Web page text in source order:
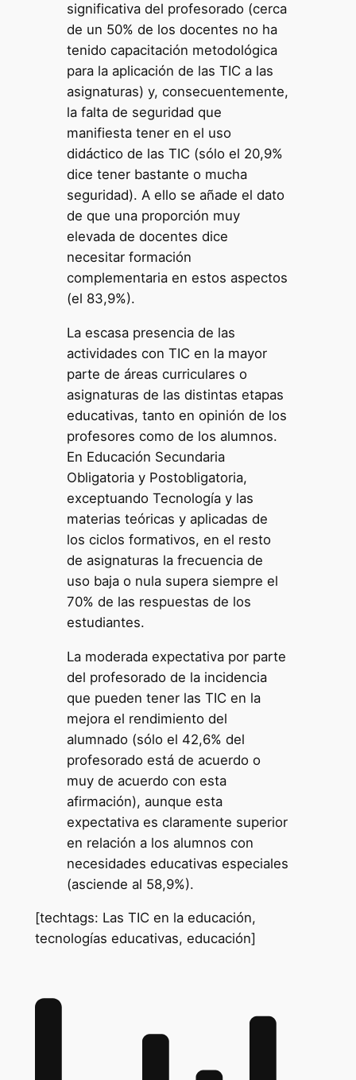
significativa del profesorado (cerca
de un 50% de los docentes no ha
tenido capacitación metodológica
para la aplicación de las TIC a las
asignaturas) y, consecuentemente,
la falta de seguridad que
manifiesta tener en el uso
didáctico de las TIC (sólo el 20,9%
dice tener bastante o mucha
seguridad). A ello se añade el dato
de que una proporción muy
elevada de docentes dice
necesitar formación
complementaria en estos aspectos
(el 83,9%).
La escasa presencia de las
actividades con TIC en la mayor
parte de áreas curriculares o
asignaturas de las distintas etapas
educativas, tanto en opinión de los
profesores como de los alumnos.
En Educación Secundaria
Obligatoria y Postobligatoria,
exceptuando Tecnología y las
materias teóricas y aplicadas de
los ciclos formativos, en el resto
de asignaturas la frecuencia de
uso baja o nula supera siempre el
70% de las respuestas de los
estudiantes.
La moderada expectativa por parte
del profesorado de la incidencia
que pueden tener las TIC en la
mejora el rendimiento del
alumnado (sólo el 42,6% del
profesorado está de acuerdo o
muy de acuerdo con esta
afirmación), aunque esta
expectativa es claramente superior
en relación a los alumnos con
necesidades educativas especiales
(asciende al 58,9%).
[techtags: Las TIC en la educación,
tecnologías educativas, educación]